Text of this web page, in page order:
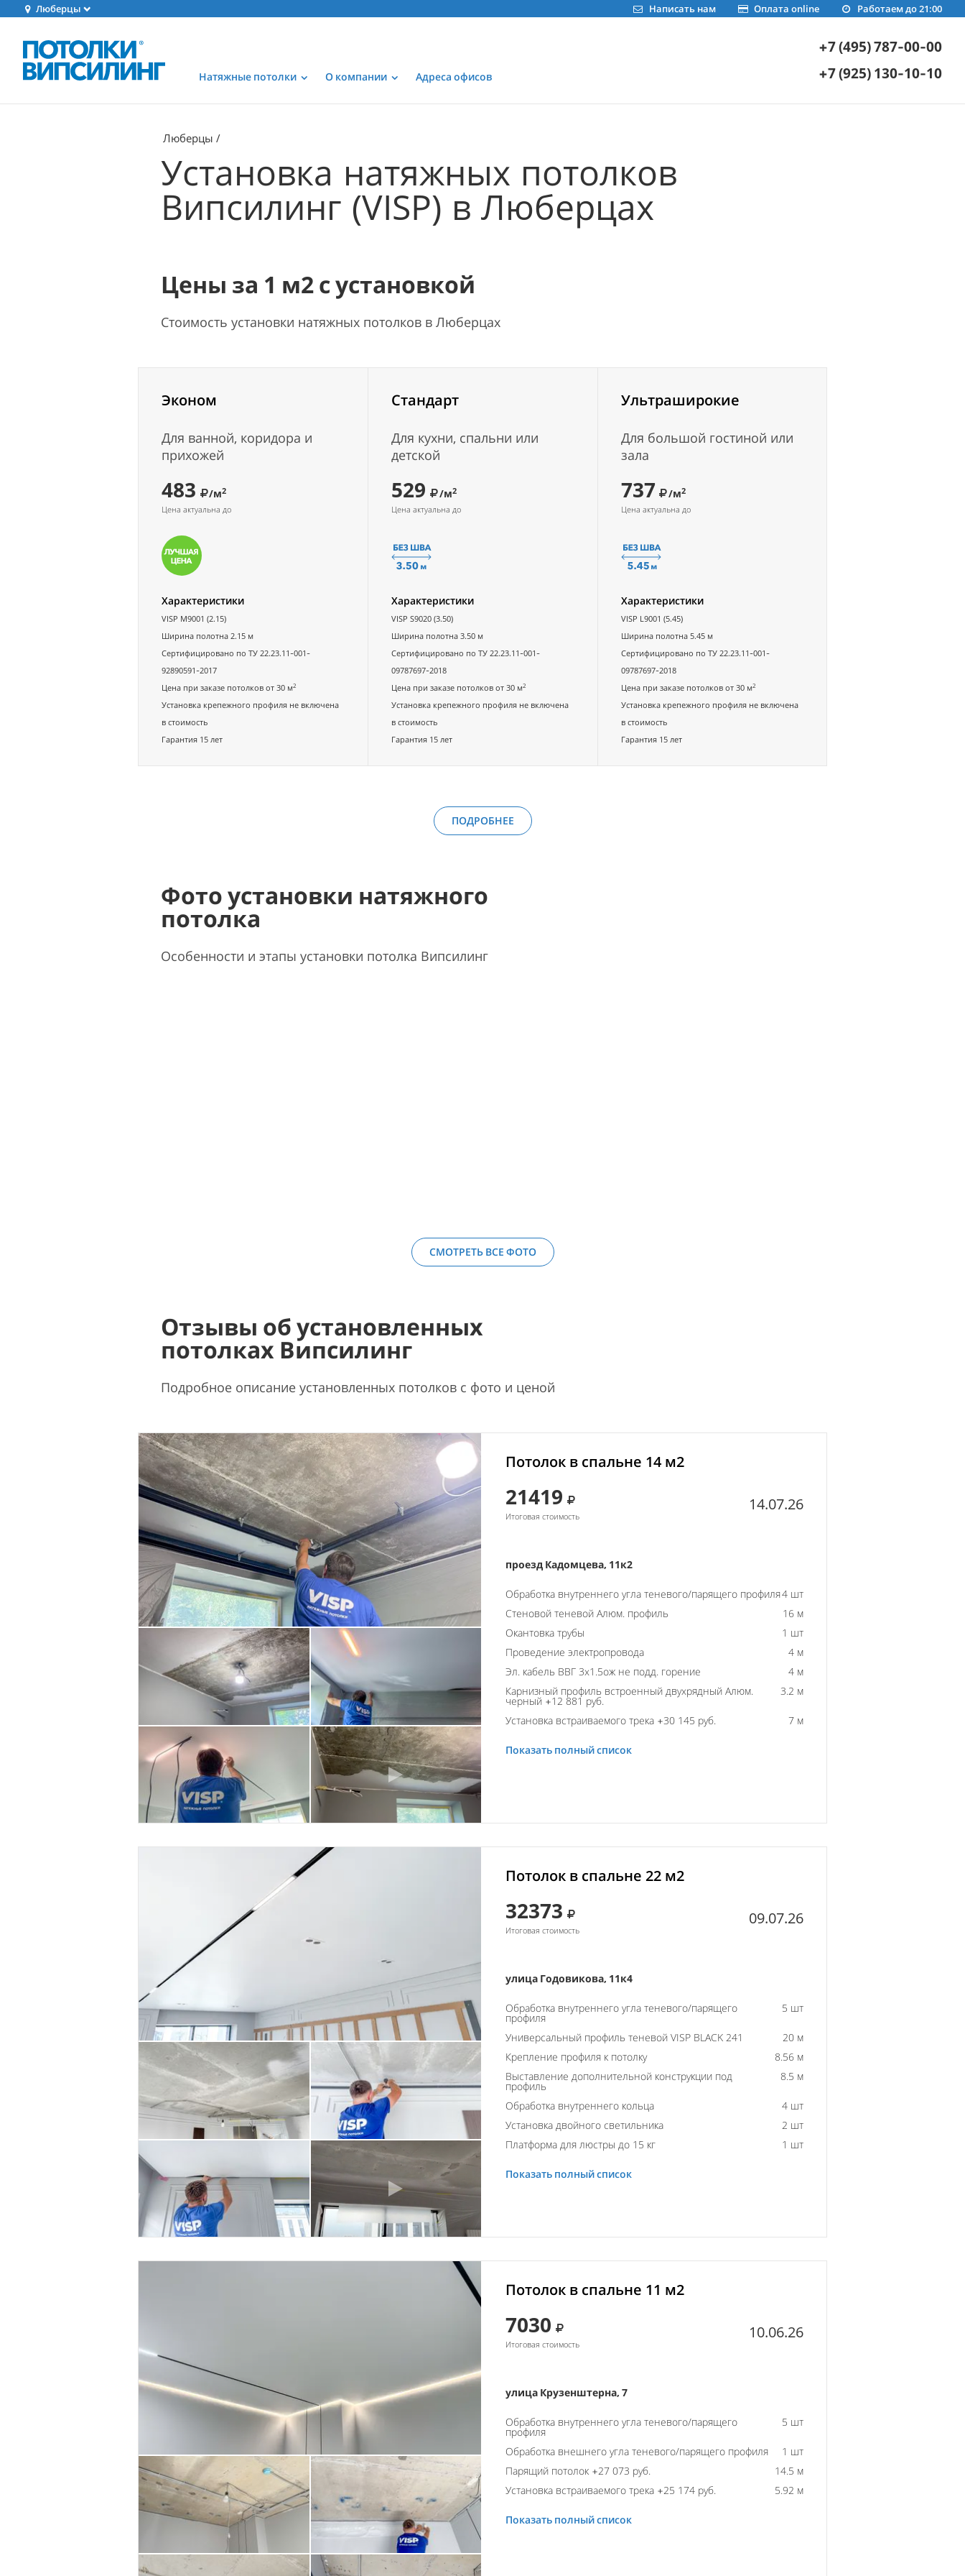
Люберцы Работаем до 21:00
Оплата online
Написать нам
Натяжные потолки О компании Адреса офисов
+7 (495) 787-00-00
+7 (925) 130-10-10
Люберцы
Установка натяжных потолков
Випсилинг (VISP) в Люберцах
Цены за 1 м2 с установкой
Стоимость установки натяжных потолков в Люберцах
Эконом
Для ванной, коридора и
прихожей
483 /м2
Цена актуальна до
Характеристики
VISP M9001 (2.15)
Ширина полотна 2.15 м
Сертифицировано по ТУ 22.23.11-001-
92890591-2017
Цена при заказе потолков от 30 м2
Установка крепежного профиля не включена
в стоимость
Гарантия 15 лет
Стандарт
Для кухни, спальни или
детской
529 /м2
Цена актуальна до
Характеристики
VISP S9020 (3.50)
Ширина полотна 3.50 м
Сертифицировано по ТУ 22.23.11-001-
09787697-2018
Цена при заказе потолков от 30 м2
Установка крепежного профиля не включена
в стоимость
Гарантия 15 лет
Ультраширокие
Для большой гостиной или
зала
737 /м2
Цена актуальна до
Характеристики
VISP L9001 (5.45)
Ширина полотна 5.45 м
Сертифицировано по ТУ 22.23.11-001-
09787697-2018
Цена при заказе потолков от 30 м2
Установка крепежного профиля не включена
в стоимость
Гарантия 15 лет
ПОДРОБНЕЕ
Фото установки натяжного
потолка
Особенности и этапы установки потолка Випсилинг
СМОТРЕТЬ ВСЕ ФОТО
Отзывы об установленных
потолках Випсилинг
Подробное описание установленных потолков с фото и ценой
Потолок в спальне 14 м2
21419
Итоговая стоимость
14.07.26
проезд Кадомцева, 11к2
Обработка внутреннего угла теневого/парящего профиля4 шт
Стеновой теневой Алюм. профиль
16 м
Окантовка трубы
1 шт
Проведение электропровода
4 м
Эл. кабель ВВГ 3х1.5ож не подд. горение
4 м
Карнизный профиль встроенный двухрядный Алюм.
черный +12 881 руб.
3.2 м
Установка встраиваемого трека +30 145 руб. 7 м
Показать полный список
Потолок в спальне 22 м2
32373
Итоговая стоимость
09.07.26
улица Годовикова, 11к4
Обработка внутреннего угла теневого/парящего
профиля
5 шт
Универсальный профиль теневой VISP BLACK 241
20 м
Крепление профиля к потолку
8.56 м
Выставление дополнительной конструкции под
профиль
8.5 м
Обработка внутреннего кольца
4 шт
Установка двойного светильника
2 шт
Платформа для люстры до 15 кг
1 шт
Показать полный список
Потолок в спальне 11 м2
7030
Итоговая стоимость
10.06.26
улица Крузенштерна, 7
Обработка внутреннего угла теневого/парящего
профиля
5 шт
Обработка внешнего угла теневого/парящего профиля
1 шт
Парящий потолок +27 073 руб.
14.5 м
Установка встраиваемого трека +25 174 руб.
5.92 м
Показать полный список